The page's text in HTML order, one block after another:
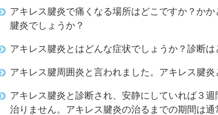
アキレス腱炎で痛くなる場所はどこですか？か
腱炎でしょうか？
アキレス腱炎とはどんな症状でしょうか？診断は
アキレス腱周囲炎と言われました。アキレス腱
アキレス腱炎と診断され、安静にしていれば３
治りません。アキレス腱炎の治るまでの期間は通